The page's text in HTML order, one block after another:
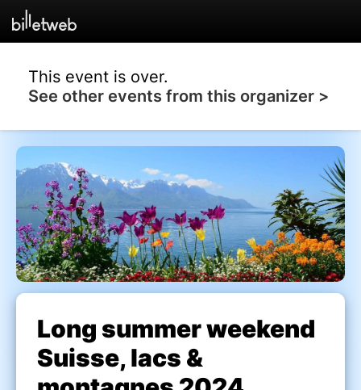
This event is over.
See other events from this organizer >
Long summer weekend
Suisse, lacs &